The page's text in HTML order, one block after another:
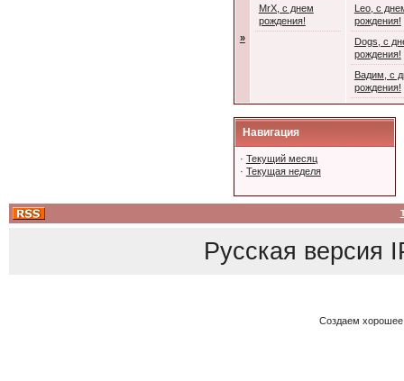
»
MrX, с днем
рождения!
Leo, с
рождения!
Dogs, с
рождения!
Вадим, с
рождения!
Навигация
· Текущий месяц
· Текущая неделя
Русская версия
Создаем